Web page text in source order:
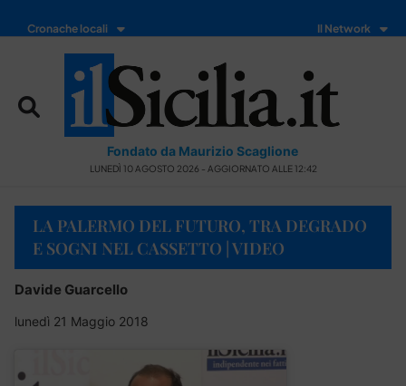
Cronache locali Il Network
Fondato da Maurizio Scaglione
LUNEDÌ 10 AGOSTO 2026 - AGGIORNATO ALLE 12:42
LA PALERMO DEL FUTURO, TRA DEGRADO
E SOGNI NEL CASSETTO | VIDEO
Davide Guarcello
lunedì 21 Maggio 2018